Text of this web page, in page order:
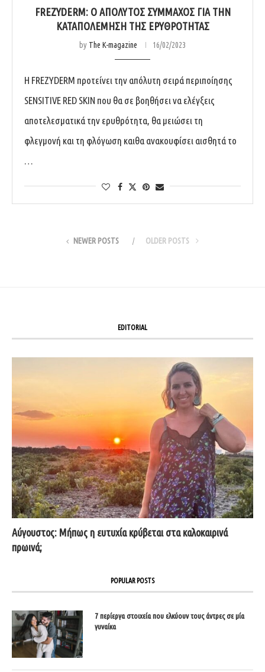
FREZYDERM: Ο ΑΠΟΛΥΤΟΣ ΣΥΜΜΑΧΟΣ ΓΙΑ ΤΗΝ
ΚΑΤΑΠΟΛΕΜΗΣΗ ΤΗΣ ΕΡΥΘΡΟΤΗΤΑΣ
by The K-magazine 16/02/2023
H FREZYDERM προτείνει την απόλυτη σειρά περιποίησης
SENSITIVE RED SKIN που θα σε βοηθήσει να ελέγξεις
αποτελεσματικά την ερυθρότητα, θα μειώσει τη
φλεγμονή και τη φλόγωση καιθα ανακουφίσει αισθητά το
…
NEWER POSTS OLDER POSTS
EDITORIAL
Αύγουστος: Μήπως η ευτυχία κρύβεται στα καλοκαιρινά
πρωινά;
POPULAR POSTS
7 περίεργα στοιχεία που ελκύουν τους άντρες σε μία
γυναίκα